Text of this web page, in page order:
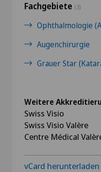
Fachgebiete (3)
Ophthalmologie
Augenchirurgie
Grauer Star
Weitere
Swiss Visio
Swiss Visio Valère
Centre Médical
vCard herunterladen